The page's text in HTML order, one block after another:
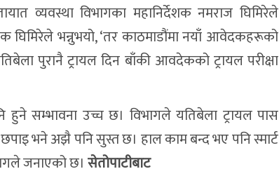
व्यवस्था विभागका महानिर्देशक नमराज घिमिरेले
घिमिरेले भन्नुभयो, ‘तर काठमाडौंमा नयाँ आवेदकहरूको
पुरानै ट्रायल दिन बाँकी आवदेकको ट्रायल परीक्षा
सम्भावना उच्च छ। विभागले यतिबेला ट्रायल पास
भने अझै पनि सुस्त छ। हाल काम बन्द भए पनि स्मार्ट
जनाएको छ। सेतोपाटीबाट